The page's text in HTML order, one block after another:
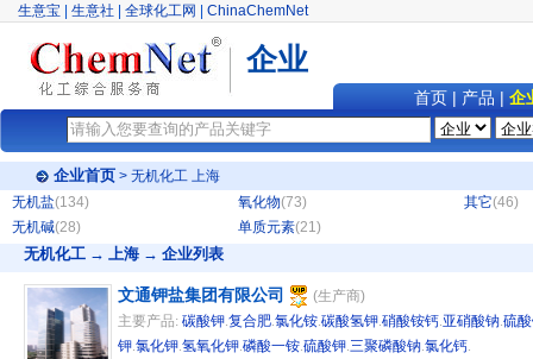
生意宝 生意社 全球化工网 ChinaChemNet
企业
首页| 产品 | 企
企业首页 > 无机化工 上海
无机盐(134) 氧化物(73) 其它(46)
无机碱(28) 单质元素(21)
无机化工 → 上海 → 企业列表
文通钾盐集团有限公司
(生产商)
主要产品: 碳酸钾.复合肥.氯化铵.碳酸氢钾.硝酸铵钙.亚硝酸钠.硫
钾.氯化钾.氢氧化钾.磷酸一铵.硫酸钾.三聚磷酸钠.氯化钙.